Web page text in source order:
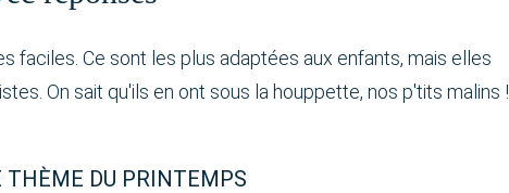
faciles. Ce sont les plus adaptées aux enfants, mais elles
On sait qu'ils en ont sous la houppette, nos p'tits malins !
THÈME DU PRINTEMPS